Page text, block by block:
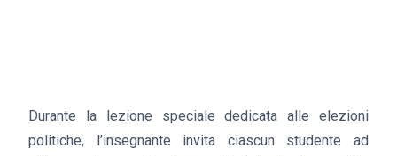
Durante la lezione speciale dedicata alle elezioni
politiche, l’insegnante invita ciascun studente ad